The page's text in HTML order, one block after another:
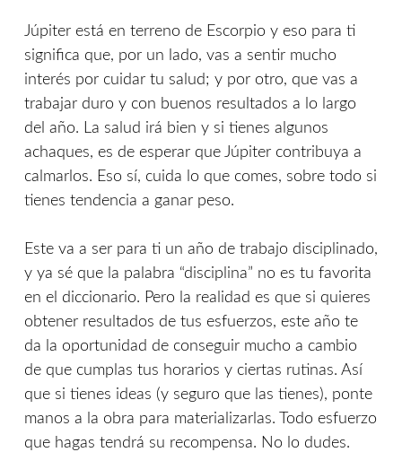
Júpiter está en terreno de Escorpio y eso para ti
significa que, por un lado, vas a sentir mucho
interés por cuidar tu salud; y por otro, que vas a
trabajar duro y con buenos resultados a lo largo
del año. La salud irá bien y si tienes algunos
achaques, es de esperar que Júpiter contribuya a
calmarlos. Eso sí, cuida lo que comes, sobre todo si
tienes tendencia a ganar peso.
Este va a ser para ti un año de trabajo disciplinado,
y ya sé que la palabra “disciplina” no es tu favorita
en el diccionario. Pero la realidad es que si quieres
obtener resultados de tus esfuerzos, este año te
da la oportunidad de conseguir mucho a cambio
de que cumplas tus horarios y ciertas rutinas. Así
que si tienes ideas (y seguro que las tienes), ponte
manos a la obra para materializarlas. Todo esfuerzo
que hagas tendrá su recompensa. No lo dudes.